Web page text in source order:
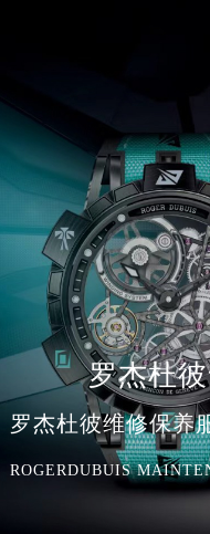
罗杰杜
罗杰杜彼维修保养
ROGERDUBUIS